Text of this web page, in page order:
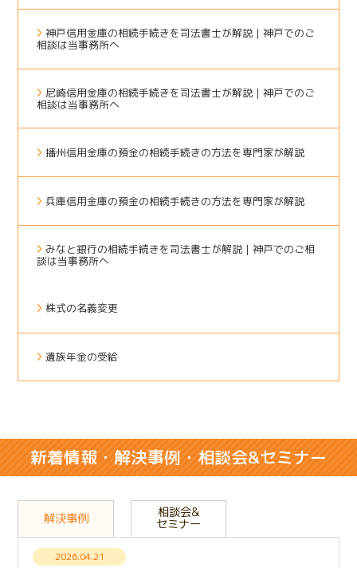
神戸信用金庫の相続手続きを司法書士が解説｜神戸でのご
相談は当事務所へ
尼崎信用金庫の相続手続きを司法書士が解説｜神戸でのご
相談は当事務所へ
播州信用金庫の預金の相続手続きの方法を専門家が解説
兵庫信用金庫の預金の相続手続きの方法を専門家が解説
みなと銀行の相続手続きを司法書士が解説｜神戸でのご相
談は当事務所へ
株式の名義変更
遺族年金の受給
新着情報・解決事例・相談会&セミナー
解決事例
2026.04.21
相談会&
セミナー